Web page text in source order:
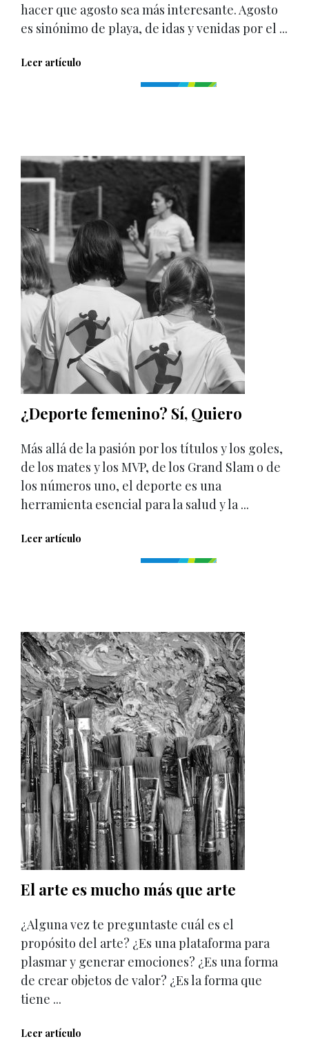
hacer que agosto sea más interesante. Agosto
es sinónimo de playa, de idas y venidas por el ...
Leer artículo
¿Deporte femenino? Sí, Quiero
Más allá de la pasión por los títulos y los goles,
de los mates y los MVP, de los Grand Slam o de
los números uno, el deporte es una
herramienta esencial para la salud y la ...
Leer artículo
El arte es mucho más que arte
¿Alguna vez te preguntaste cuál es el
propósito del arte? ¿Es una plataforma para
plasmar y generar emociones? ¿Es una forma
de crear objetos de valor? ¿Es la forma que
tiene ...
Leer artículo